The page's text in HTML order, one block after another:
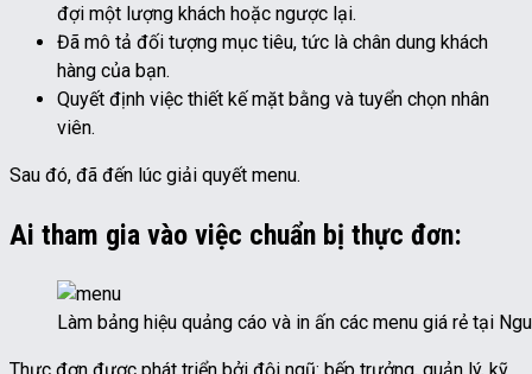
đợi một lượng khách hoặc ngược lại.
Đã mô tả đối tượng mục tiêu, tức là chân dung khách
hàng của bạn.
Quyết định việc thiết kế mặt bằng và tuyển chọn nhân
viên.
Sau đó, đã đến lúc giải quyết menu.
Ai tham gia vào việc chuẩn bị thực đơn:
Làm bảng hiệu quảng cáo và in ấn các menu giá rẻ tại
Thực đơn được phát triển bởi đội ngũ: bếp trưởng, quản lý, kỹ